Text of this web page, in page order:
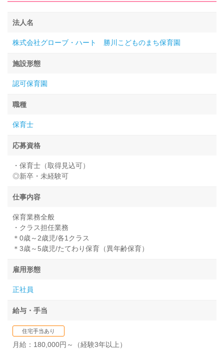
法人名
株式会社グローブ・ハート 勝川こどものまち保育園
施設形態
認可保育園
職種
保育士
応募資格
・保育士（取得見込可）
◎新卒・未経験可
仕事内容
保育業務全般
・クラス担任業務
＊0歳～2歳児/各1クラス
＊3歳～5歳児/たてわり保育（異年齢保育）
雇用形態
正社員
給与・手当
住宅手当あり
月給：180,000円～（経験3年以上）